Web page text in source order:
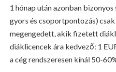
1 hónap után azonban
gyors és csoportpontozás)
megengedett, akik fizetett
diáklicencek ára kedvező: 1
a cég rendszeresen kínál 50-